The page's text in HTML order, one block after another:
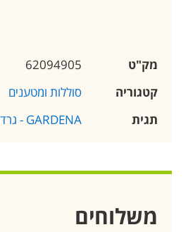
מק"ט
62094905
קטגוריה
סוללות ומטענים
תגית
GARDENA - גרדנה כלי גינון
משלוחים